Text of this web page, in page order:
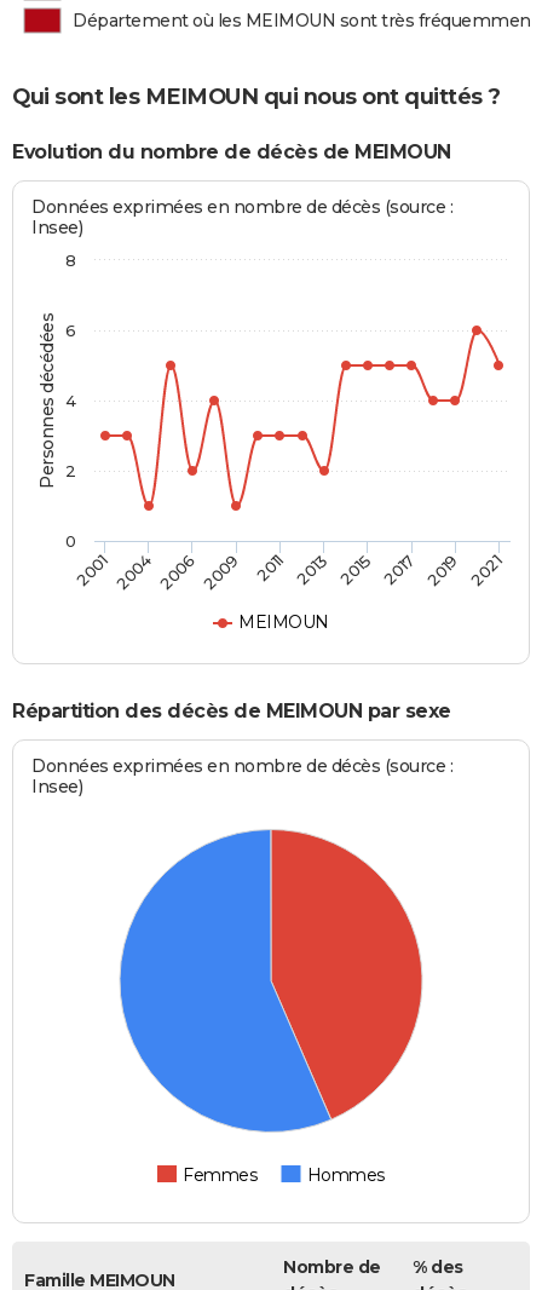
Département où les MEIMOUN sont très fréquemment
Qui sont les MEIMOUN qui nous ont quittés ?
Evolution du nombre de décès de MEIMOUN
Personnes décédées
Données exprimées en nombre de décès (source :
Insee)
MEIMOUN
2001200420062009 2011 2013 2015 2017 2019 2021
0
2
4
6
8
Répartition des décès de MEIMOUN par sexe
Données exprimées en nombre de décès (source :
Insee)
Femmes Hommes
Famille MEIMOUN
Nombre de
% des